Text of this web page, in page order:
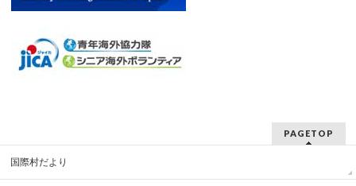
PAGETOP
国際村だより